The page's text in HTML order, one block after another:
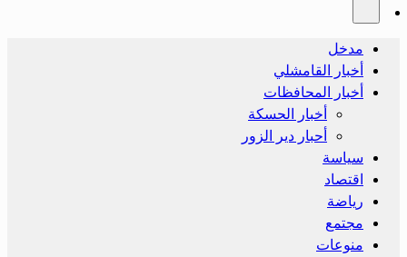
مدخل
أخبار القامشلي
أخبار المحافظات
أخبار الحسكة
أحبار دير الزور
سياسة
اقتصاد
رياضة
مجتمع
منوعات